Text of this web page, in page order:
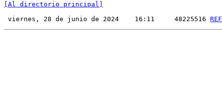
[Al directorio principal]
viernes, 28 de junio de 2024    16:11     48225516